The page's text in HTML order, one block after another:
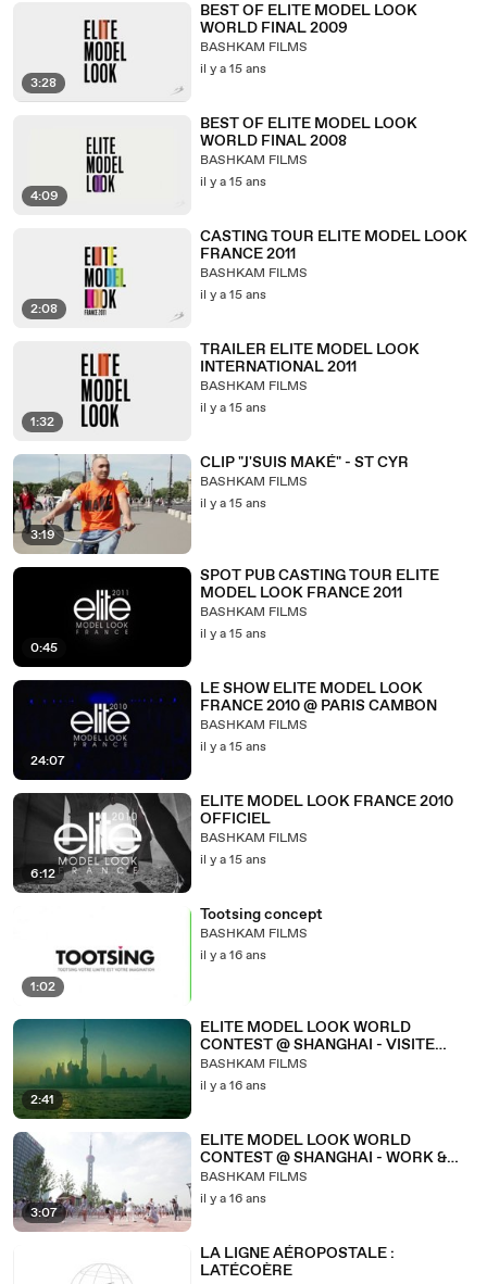
3:28
BEST OF ELITE MODEL LOOK
WORLD FINAL 2009
BASHKAM FILMS
il y a 15 ans
4:09
BEST OF ELITE MODEL LOOK
WORLD FINAL 2008
BASHKAM FILMS
il y a 15 ans
2:08
CASTING TOUR ELITE MODEL LOOK
FRANCE 2011
BASHKAM FILMS
il y a 15 ans
1:32
TRAILER ELITE MODEL LOOK
INTERNATIONAL 2011
BASHKAM FILMS
il y a 15 ans
3:19
CLIP "J'SUIS MAKÉ" - ST CYR
BASHKAM FILMS
il y a 15 ans
0:45
SPOT PUB CASTING TOUR ELITE
MODEL LOOK FRANCE 2011
BASHKAM FILMS
il y a 15 ans
24:07
LE SHOW ELITE MODEL LOOK
FRANCE 2010 @ PARIS CAMBON
BASHKAM FILMS
il y a 15 ans
6:12
ELITE MODEL LOOK FRANCE 2010
OFFICIEL
BASHKAM FILMS
il y a 15 ans
1:02
Tootsing concept
BASHKAM FILMS
il y a 16 ans
2:41
ELITE MODEL LOOK WORLD
CONTEST @ SHANGHAI - VISITE
SHANGHAI
BASHKAM FILMS
il y a 16 ans
3:07
ELITE MODEL LOOK WORLD
CONTEST @ SHANGHAI - WORK &
FUN
BASHKAM FILMS
il y a 16 ans
LA LIGNE AÉROPOSTALE :
LATÉCOÈRE